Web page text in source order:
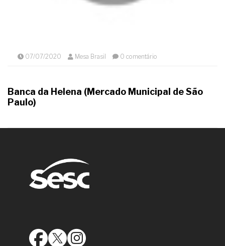
07/07/2020 Mesa Brasil 0 comentário
Banca da Helena (Mercado Municipal de São
Paulo)